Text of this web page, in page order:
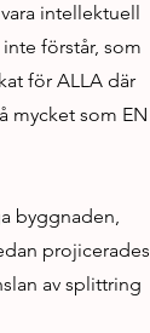
intellektuell
förstår, som
för ALLA där
mycket som EN
byggnaden,
projicerades
av splittring